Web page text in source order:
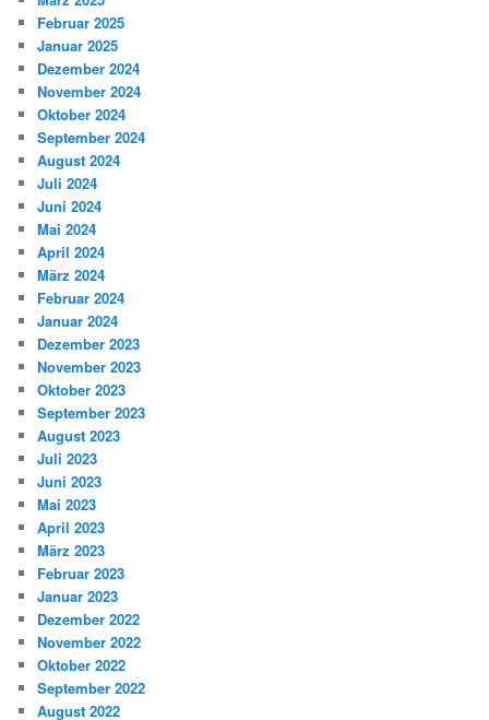
Februar 2025
Januar 2025
Dezember 2024
November 2024
Oktober 2024
September 2024
August 2024
Juli 2024
Juni 2024
Mai 2024
April 2024
März 2024
Februar 2024
Januar 2024
Dezember 2023
November 2023
Oktober 2023
September 2023
August 2023
Juli 2023
Juni 2023
Mai 2023
April 2023
März 2023
Februar 2023
Januar 2023
Dezember 2022
November 2022
Oktober 2022
September 2022
August 2022